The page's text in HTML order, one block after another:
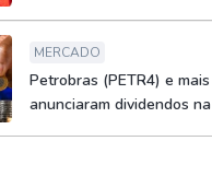
MERCADO
Petrobras (PETR4) e
anunciaram dividendos